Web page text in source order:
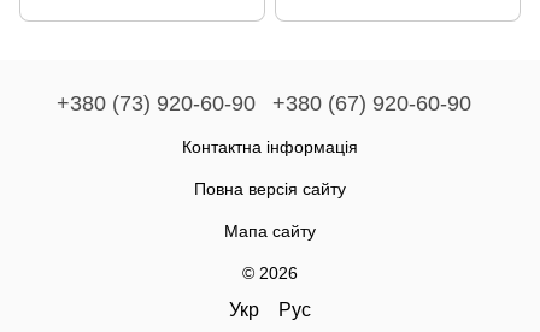
+380 (73) 920-60-90 +380 (67) 920-60-90
Контактна інформація
Повна версія сайту
Мапа сайту
© 2026
Укр Рус